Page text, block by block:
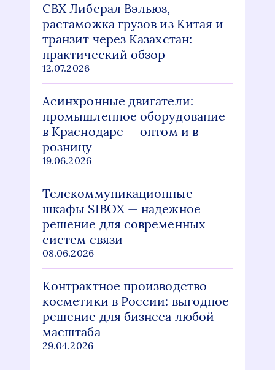
СВХ Либерал Вэльюз,
растаможка грузов из Китая и
транзит через Казахстан:
практический обзор
12.07.2026
Асинхронные двигатели:
промышленное оборудование
в Краснодаре — оптом и в
розницу
19.06.2026
Телекоммуникационные
шкафы SIBOX — надежное
решение для современных
систем связи
08.06.2026
Контрактное производство
косметики в России: выгодное
решение для бизнеса любой
масштаба
29.04.2026